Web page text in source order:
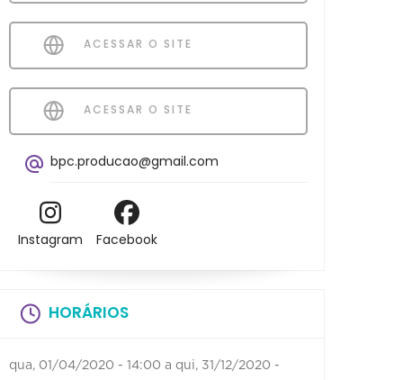
ACESSAR O SITE
ACESSAR O SITE
bpc.producao@gmail.com
Instagram Facebook
HORÁRIOS
qua, 01/04/2020 - 14:00 a qui, 31/12/2020 -